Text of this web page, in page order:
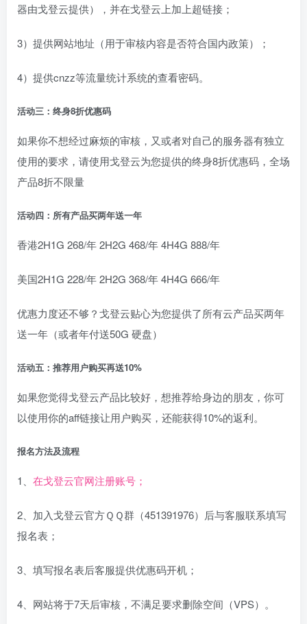
器由戈登云提供），并在戈登云上加上超链接；
3）提供网站地址（用于审核内容是否符合国内政策）；
4）提供cnzz等流量统计系统的查看密码。
活动三：终身8折优惠码
如果你不想经过麻烦的审核，又或者对自己的服务器有独立
使用的要求，请使用戈登云为您提供的终身8折优惠码，全场
产品8折不限量
活动四：所有产品买两年送一年
香港2H1G 268/年 2H2G 468/年 4H4G 888/年
美国2H1G 228/年 2H2G 368/年 4H4G 666/年
优惠力度还不够？戈登云贴心为您提供了所有云产品买两年
送一年（或者年付送50G 硬盘）
活动五：推荐用户购买再送10%
如果您觉得戈登云产品比较好，想推荐给身边的朋友，你可
以使用你的aff链接让用户购买，还能获得10%的返利。
报名方法及流程
1、 在戈登云官网注册账号；
2、加入戈登云官方ＱＱ群（451391976）后与客服联系填写
报名表；
3、填写报名表后客服提供优惠码开机；
4、网站将于7天后审核，不满足要求删除空间（VPS）。